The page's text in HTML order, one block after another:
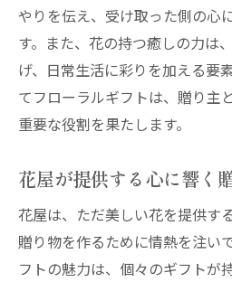
やりを伝え、受け取った側の心
す。また、花の持つ癒しの力は
げ、日常生活に彩りを加える要
てフローラルギフトは、贈り主
重要な役割を果たします。
花屋が提供する心に響く
花屋は、ただ美しい花を提供す
贈り物を作るために情熱を注い
フトの魅力は、個々のギフトが